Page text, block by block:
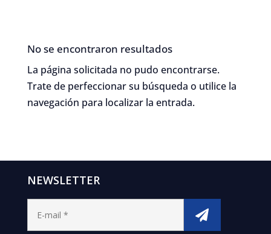
No se encontraron resultados
La página solicitada no pudo encontrarse.
Trate de perfeccionar su búsqueda o utilice la
navegación para localizar la entrada.
NEWSLETTER